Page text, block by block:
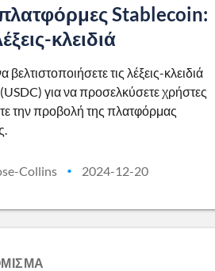
Stablecoin:
κλειδιά
τις λέξεις-κλειδιά
για να προσελκύσετε χρήστες
την προβολή της πλατφόρμας
Collins • 2024-12-20